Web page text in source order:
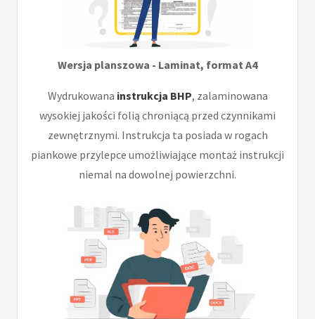
Wersja planszowa - Laminat, format A4
Wydrukowana instrukcja BHP, zalaminowana
wysokiej jakości folią chroniącą przed czynnikami
zewnętrznymi. Instrukcja ta posiada w rogach
piankowe przylepce umożliwiające montaż instrukcji
niemal na dowolnej powierzchni.